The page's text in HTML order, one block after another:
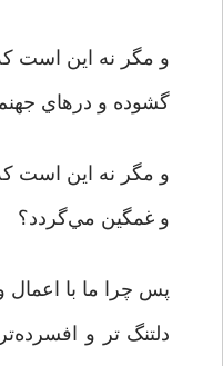
و مگر نه اين است
گشوده و درهاي
و مگر نه اين است
و غمگين مي‌گردد؟
پس چرا ما با اعمال
دلتنگ تر و